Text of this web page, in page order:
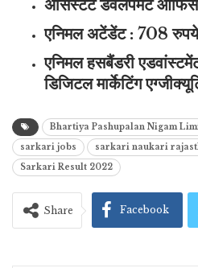
असिस्टेंट डेवलपमेंट
एनिमल अटेंडेंट : 708 रुपये
एनिमल हसबैंडरी
डिजिटल मार्केटिंग
Bhartiya Pashupalan Nigam
sarkari jobs
sarkari naukari
Sarkari Result 2022
Share Facebook